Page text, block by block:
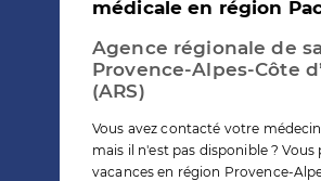
médicale en région
Agence régionale de
Provence-Alpes-Côte
(ARS)
Vous avez contacté votre
mais il n'est pas disponible ? Vous
vacances en région Provence-